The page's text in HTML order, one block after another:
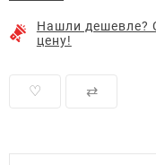
Нашли дешевле?
цену!
♡ ⇄